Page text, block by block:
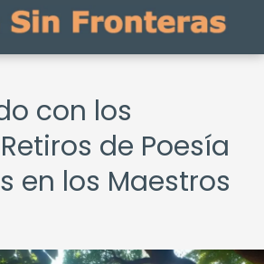
con los
de Poesía
en los Maestros